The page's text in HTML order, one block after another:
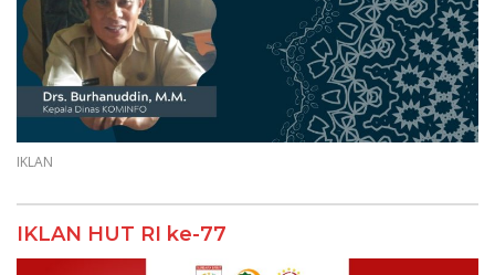
IKLAN
IKLAN HUT RI ke-77